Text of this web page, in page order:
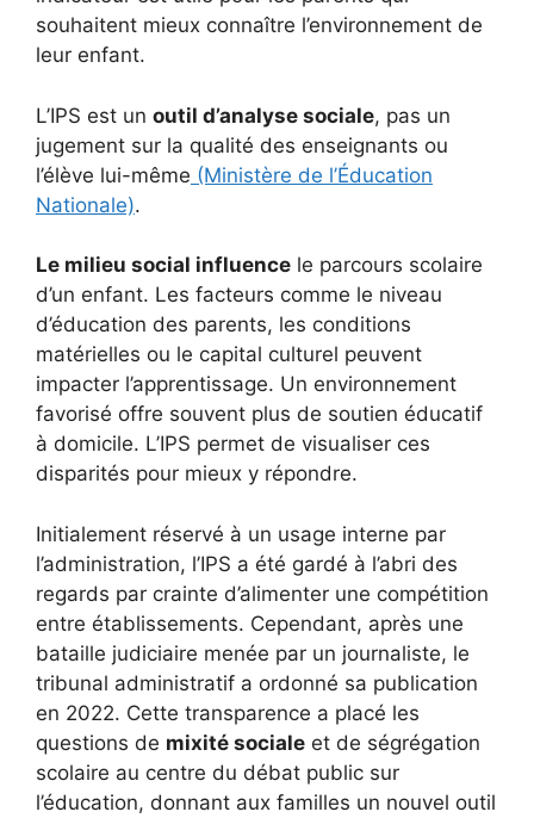
souhaitent mieux connaître l’environnement de
leur enfant.
L’IPS est un outil d’analyse sociale, pas un
jugement sur la qualité des enseignants ou
l’élève lui-même (Ministère de l’Éducation
Nationale).
Le milieu social influence le parcours scolaire
d’un enfant. Les facteurs comme le niveau
d’éducation des parents, les conditions
matérielles ou le capital culturel peuvent
impacter l’apprentissage. Un environnement
favorisé offre souvent plus de soutien éducatif
à domicile. L’IPS permet de visualiser ces
disparités pour mieux y répondre.
Initialement réservé à un usage interne par
l’administration, l’IPS a été gardé à l’abri des
regards par crainte d’alimenter une compétition
entre établissements. Cependant, après une
bataille judiciaire menée par un journaliste, le
tribunal administratif a ordonné sa publication
en 2022. Cette transparence a placé les
questions de mixité sociale et de ségrégation
scolaire au centre du débat public sur
l’éducation, donnant aux familles un nouvel outil